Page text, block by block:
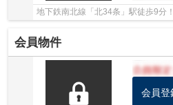
地下鉄南北線「北34条」駅徒歩9分
会員物件
会員登